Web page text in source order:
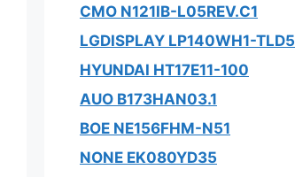
CMO N121IB-L05REV.C1
LGDISPLAY LP140WH1-TLD5
HYUNDAI HT17E11-100
AUO B173HAN03.1
BOE NE156FHM-N51
NONE EK080YD35